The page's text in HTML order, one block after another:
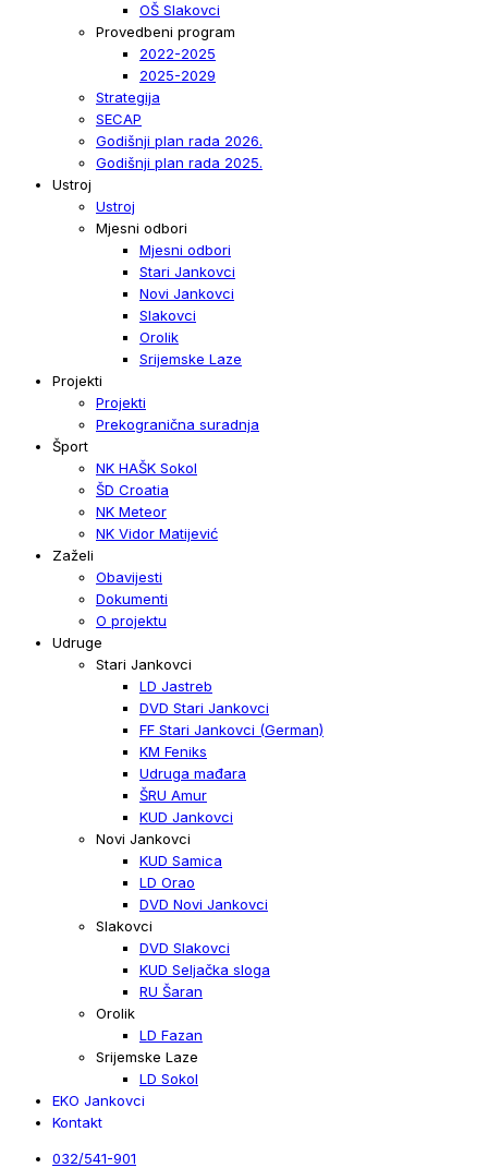
OŠ Slakovci
Provedbeni program
2022-2025
2025-2029
Strategija
SECAP
Godišnji plan rada 2026.
Godišnji plan rada 2025.
Ustroj
Ustroj
Mjesni odbori
Mjesni odbori
Stari Jankovci
Novi Jankovci
Slakovci
Orolik
Srijemske Laze
Projekti
Projekti
Prekogranična suradnja
Šport
NK HAŠK Sokol
ŠD Croatia
NK Meteor
NK Vidor Matijević
Zaželi
Obavijesti
Dokumenti
O projektu
Udruge
Stari Jankovci
LD Jastreb
DVD Stari Jankovci
FF Stari Jankovci (German)
KM Feniks
Udruga mađara
ŠRU Amur
KUD Jankovci
Novi Jankovci
KUD Samica
LD Orao
DVD Novi Jankovci
Slakovci
DVD Slakovci
KUD Seljačka sloga
RU Šaran
Orolik
LD Fazan
Srijemske Laze
LD Sokol
EKO Jankovci
Kontakt
032/541-901